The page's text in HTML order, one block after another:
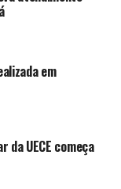
em
da UECE começa